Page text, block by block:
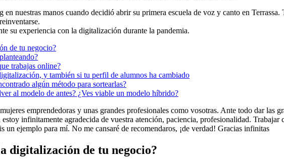
nuestras manos cuando decidió abrir su primera escuela de voz y canto en
su experiencia con la digitalización durante la pandemia.
de tu negocio?
trabajas online?
y también si tu perfil de alumnos ha cambiado
algún método para sortearlas?
al modelo de antes? ¿Ves viable un modelo híbrido?
emprendedoras y unas grandes profesionales como vosotras. Ante todo dar las
infinitamente agradecida de vuestra atención, paciencia, profesionalidad. Trabajar
un ejemplo para mí. No me cansaré de recomendaros, ¡de verdad! Gracias infinitas
digitalización de tu negocio?